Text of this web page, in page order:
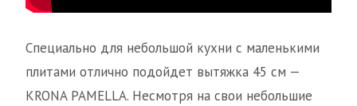
Специально для небольшой кухни с маленькими
плитами отлично подойдет вытяжка 45 см —
KRONA PAMELLA. Несмотря на свои небольшие